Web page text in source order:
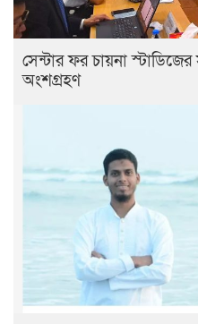
সেন্টার ফর চায়না স্টাডিজের
অংশগ্রহণ